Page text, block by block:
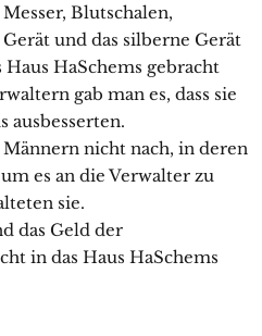
Blutschalen,
und das silberne Gerät
HaSchems gebracht
gab man es, dass sie
ausbesserten.
nicht nach, in deren
es an die Verwalter zu
sie.
das Geld der
in das Haus HaSchems